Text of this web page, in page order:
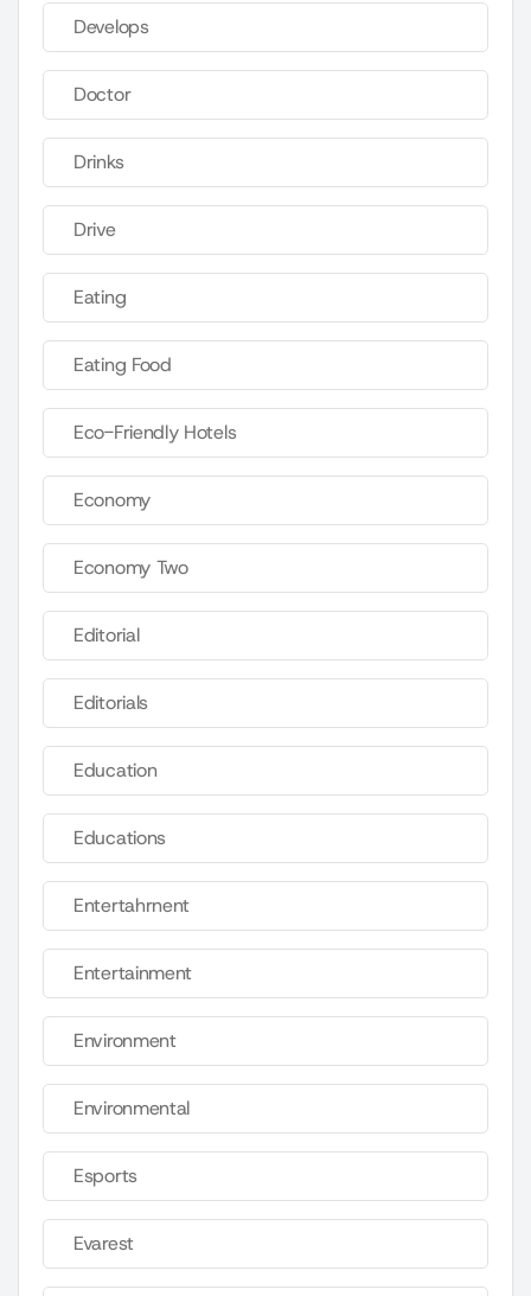
Develops
Doctor
Drinks
Drive
Eating
Eating Food
Eco-Friendly Hotels
Economy
Economy Two
Editorial
Editorials
Education
Educations
Entertahrnent
Entertainment
Environment
Environmental
Esports
Evarest